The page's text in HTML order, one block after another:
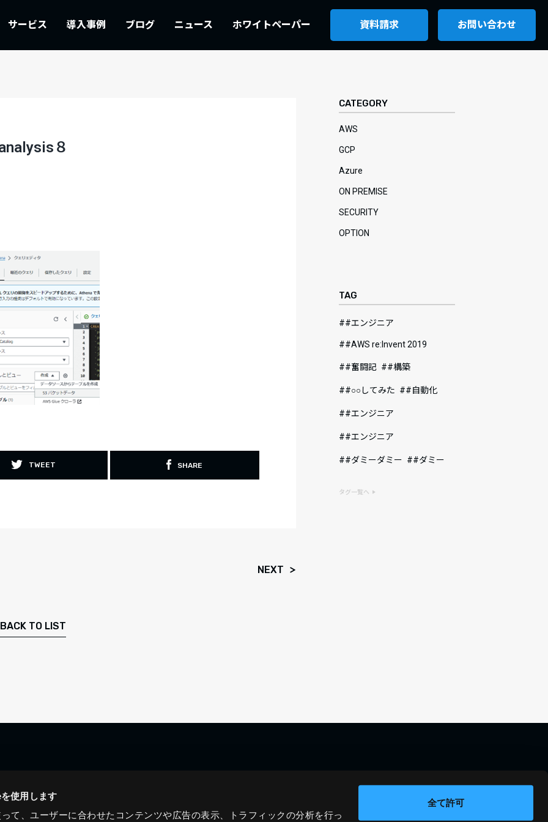
使用します
て、ユーザーに合わせたコンテンツや広告の表示、トラフィックの分析を行っ
全て許可
サービス 導入事例 ブログ ニュース ホワイトペーパー 資料請求 お問い合わせ
８
TWEET SHARE
NEXT
BACK TO LIST
CATEGORY
AWS
GCP
Azure
ON PREMISE
SECURITY
OPTION
TAG
#エンジニア
#AWS re:Invent 2019
#奮闘記 #構築
#○○してみた #自動化
#エンジニア
#エンジニア
#ダミーダミー #ダミー
タグ一覧へ
ブログ
問い合わせ
運営会社